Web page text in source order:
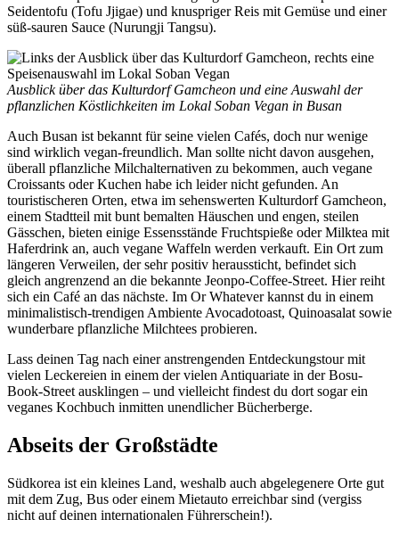
Seidentofu (Tofu Jjigae) und knuspriger Reis mit Gemüse und einer
süß-sauren Sauce (Nurungji Tangsu).
Ausblick über das Kulturdorf Gamcheon und eine Auswahl der
pflanzlichen Köstlichkeiten im Lokal Soban Vegan in Busan
Auch Busan ist bekannt für seine vielen Cafés, doch nur wenige
sind wirklich vegan-freundlich. Man sollte nicht davon ausgehen,
überall pflanzliche Milchalternativen zu bekommen, auch vegane
Croissants oder Kuchen habe ich leider nicht gefunden. An
touristischeren Orten, etwa im sehenswerten Kulturdorf Gamcheon,
einem Stadtteil mit bunt bemalten Häuschen und engen, steilen
Gässchen, bieten einige Essensstände Fruchtspieße oder Milktea mit
Haferdrink an, auch vegane Waffeln werden verkauft. Ein Ort zum
längeren Verweilen, der sehr positiv heraussticht, befindet sich
gleich angrenzend an die bekannte Jeonpo-Coffee-Street. Hier reiht
sich ein Café an das nächste. Im Or Whatever kannst du in einem
minimalistisch-trendigen Ambiente Avocadotoast, Quinoasalat sowie
wunderbare pflanzliche Milchtees probieren.
Lass deinen Tag nach einer anstrengenden Entdeckungstour mit
vielen Leckereien in einem der vielen Antiquariate in der Bosu-
Book-Street ausklingen – und vielleicht findest du dort sogar ein
veganes Kochbuch inmitten unendlicher Bücherberge.
Abseits der Großstädte
Südkorea ist ein kleines Land, weshalb auch abgelegenere Orte gut
mit dem Zug, Bus oder einem Mietauto erreichbar sind (vergiss
nicht auf deinen internationalen Führerschein!).